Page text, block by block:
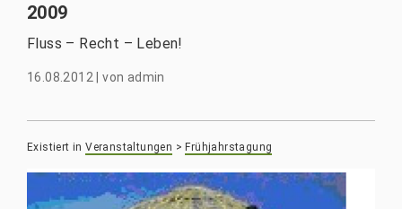
2009
Fluss – Recht – Leben!
16.08.2012 |von admin
Existiert in Veranstaltungen >Frühjahrstagung